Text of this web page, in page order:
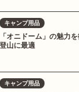
キャンプ用品
「オニドーム」の魅力
登山に最適
キャンプ用品